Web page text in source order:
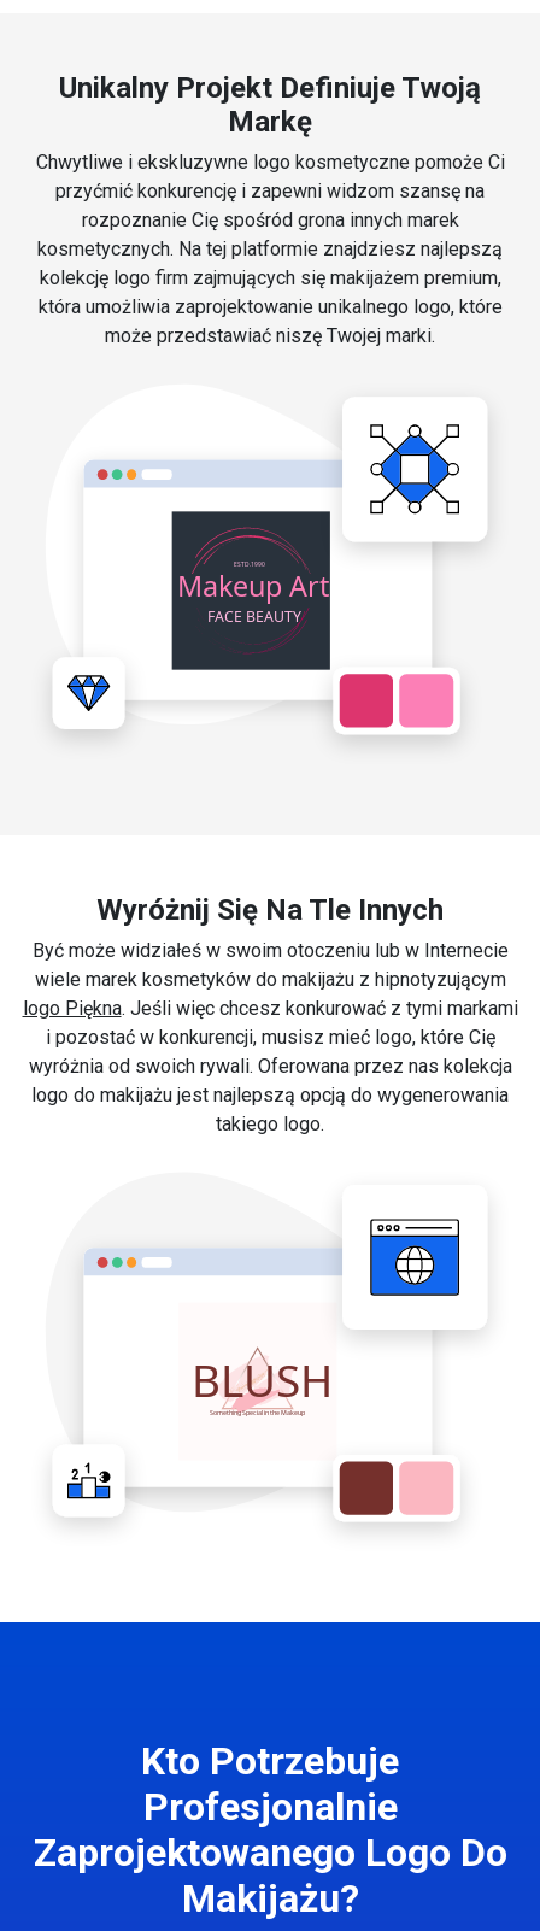
Unikalny Projekt Definiuje Twoją
Markę
Chwytliwe i ekskluzywne logo kosmetyczne pomoże Ci
przyćmić konkurencję i zapewni widzom szansę na
rozpoznanie Cię spośród grona innych marek
kosmetycznych. Na tej platformie znajdziesz najlepszą
kolekcję logo firm zajmujących się makijażem premium,
która umożliwia zaprojektowanie unikalnego logo, które
może przedstawiać niszę Twojej marki.
Wyróżnij Się Na Tle Innych
Być może widziałeś w swoim otoczeniu lub w Internecie
wiele marek kosmetyków do makijażu z hipnotyzującym
logo Piękna. Jeśli więc chcesz konkurować z tymi markami
i pozostać w konkurencji, musisz mieć logo, które Cię
wyróżnia od swoich rywali. Oferowana przez nas kolekcja
logo do makijażu jest najlepszą opcją do wygenerowania
takiego logo.
Kto Potrzebuje
Profesjonalnie
Zaprojektowanego Logo Do
Makijażu?